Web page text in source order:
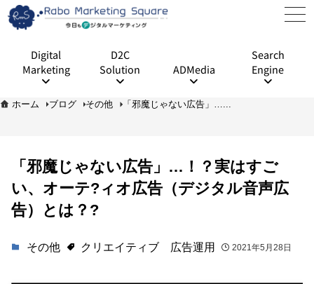
Digital
Marketing
D2C
Solution
ADMedia
Search
Engine
ホーム ブログ その他 「邪魔じゃない広告」…...
「邪魔じゃない広告」…！？実はすご
い、オーテ?ィオ広告（デジタル音声広
告）とは？?
その他 クリエイティブ 広告運用 2021年5月28日